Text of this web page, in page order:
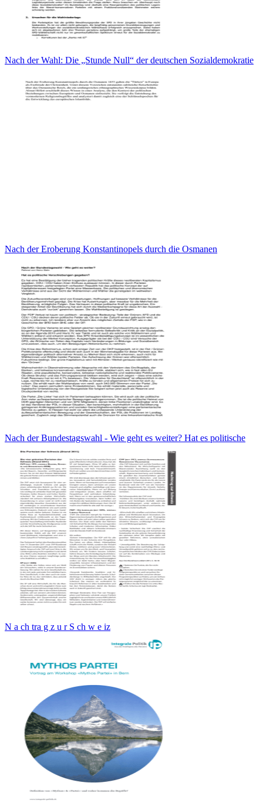
Nach der Wahl: Die „Stunde Null“ der deutschen Sozialdemokratie
Nach der Eroberung Konstantinopels durch die Osmanen
Nach der Bundestagswahl - Wie geht es weiter? Hat es politische
N a ch tra g z u r S ch w e iz